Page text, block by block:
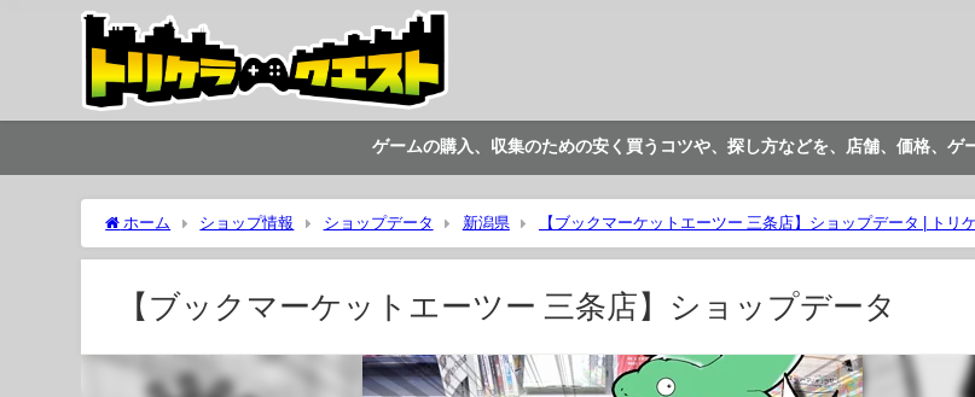
ゲームの購入、収集のための安く買うコツや、探し方などを、店舗、価格、ゲ
ホーム ショップ情報 ショップデータ 新潟県 【ブックマーケットエーツー 三条店】ショップデータ | トリ
【ブックマーケットエーツー 三条店】ショップデータ